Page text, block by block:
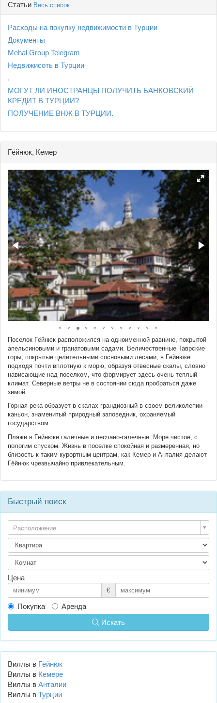
Статьи Весь список
Расходы на покупку недвижимости в Турции
Документы
Mehal Group Telegram
Недвижисоть в Турции
.
МОГУТ ЛИ ИНОСТРАНЦЫ ПОЛУЧИТЬ БАНКОВСКИЙ
КРЕДИТ В ТУРЦИИ?
ПОЛУЧЕНИЕ ВНЖ В ТУРЦИИ.
Гёйнюк, Кемер
Поселок Гёйнюк расположился на одноименной равнине, покрытой
апельсиновыми и гранатовыми садами. Величественные Таврские
горы, покрытые целительными сосновыми лесами, в Гёйнюке
подходя почти вплотную к морю, образуя отвесные скалы, словно
нависающие над поселком, что формирует здесь очень теплый
климат. Северные ветры не в состоянии сюда пробраться даже
зимой.
Горная река образует в скалах грандиозный в своем великолепии
каньон, знаменитый природный заповедник, охраняемый
государством.
Пляжи в Гёйнюке галечные и песчано-галечные. Море чистое, с
пологим спуском. Жизнь в поселке спокойная и размеренная, но
близость к таким курортным центрам, как Кемер и Анталия делают
Гёйнюк чрезвычайно привлекательным.
Быстрый поиск
Расположение
Цена
€
Покупка
Аренда
Искать
Виллы в Гёйнюк
Виллы в Кемере
Виллы в Анталии
Виллы в Турции